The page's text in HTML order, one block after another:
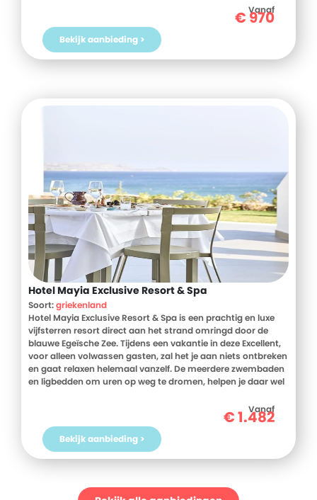
tot rust in de spa of ga lekker luieren op het strand, dat
slechts op 50 meter afstand ligt. En voor actievelingen zijn er
tal van faciliteiten om te sporten, zoals een fitnessruimte en
een tennisbaan. Helemaal mooi: je verblijf bij Grand Azur is
all inclusive, zodat je onbezorgd en onbeperkt kunt genieten
gezinsvriendelijke) vakantie vieren aan de prachtige
Lycische kust? Boek dan snel jouw verblijf bij Grand Azur
Vanaf
€970
Bekijk aanbieding >
Hotel Mayia Exclusive Resort & Spa
Soort:griekenland
Hotel Mayia Exclusive Resort & Spa is een prachtig en luxe
vijfsterren resort direct aan het strand omringd door de
blauwe Egeïsche Zee. Tijdens een vakantie in deze Excellent,
voor alleen volwassen gasten, zal het je aan niets ontbreken
en gaat relaxen helemaal vanzelf. De meerdere zwembaden
en ligbedden om uren op weg te dromen, helpen je daar wel
De exclusieve restaurants, om de smaakpapillen te
prikkelen, laten je à la carte dineren met volledige bediening.
In de
street-foodcorners maak je kennis met variërende
Griekse, Italiaanse maar ook Aziatische hapjes. De
Vanaf
€1.482
Bekijk aanbieding >